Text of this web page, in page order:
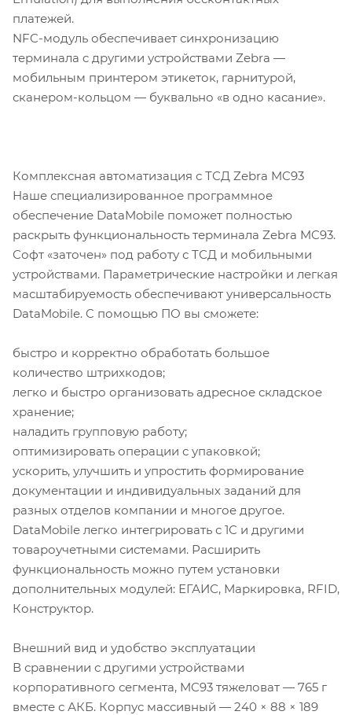
платежей.
NFC-модуль обеспечивает синхронизацию
терминала c другими устройствами Zebra —
мобильным принтером этикеток, гарнитурой,
сканером-кольцом — буквально «в одно касание».
Комплексная автоматизация с ТСД Zebra MC93
Наше специализированное программное
обеспечение DataMobile поможет полностью
раскрыть функциональность терминала Zebra MC93.
Софт «заточен» под работу с ТСД и мобильными
устройствами. Параметрические настройки и легкая
масштабируемость обеспечивают универсальность
DataMobile. C помощью ПО вы сможете:
быстро и корректно обработать большое
количество штрихкодов;
легко и быстро организовать адресное складское
хранение;
наладить групповую работу;
оптимизировать операции с упаковкой;
ускорить, улучшить и упростить формирование
документации и индивидуальных заданий для
разных отделов компании и многое другое.
DataMobile легко интегрировать с 1С и другими
товароучетными системами. Расширить
функциональность можно путем установки
дополнительных модулей: ЕГАИС, Маркировка, RFID,
Конструктор.
Внешний вид и удобство эксплуатации
В сравнении с другими устройствами
корпоративного сегмента, MC93 тяжеловат — 765 г
вместе с АКБ. Корпус массивный — 240 × 88 × 189